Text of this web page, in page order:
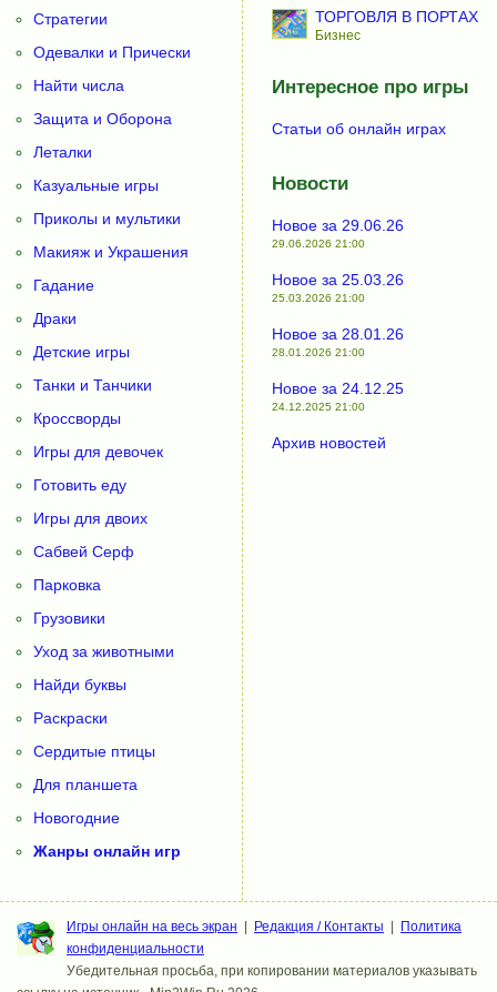
Стратегии
Одевалки и Прически
Найти числа
Защита и Оборона
Леталки
Казуальные игры
Приколы и мультики
Макияж и Украшения
Гадание
Драки
Детские игры
Танки и Танчики
Кроссворды
Игры для девочек
Готовить еду
Игры для двоих
Сабвей Серф
Парковка
Грузовики
Уход за животными
Найди буквы
Раскраски
Сердитые птицы
Для планшета
Новогодние
Жанры онлайн игр
ТОРГОВЛЯ В ПОРТАХ
Бизнес
Интересное про игры
Статьи об онлайн играх
Новости
Новое за 29.06.26
29.06.2026 21:00
Новое за 25.03.26
25.03.2026 21:00
Новое за 28.01.26
28.01.2026 21:00
Новое за 24.12.25
24.12.2025 21:00
Архив новостей
Игры онлайн на весь экран Редакция / Контакты
Политика
конфиденциальности
Убедительная просьба, при копировании материалов указывать